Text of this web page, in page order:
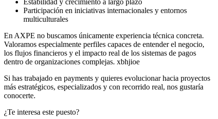
Estabilidad y crecimiento a largo plazo
Participación en iniciativas internacionales y entornos
multiculturales
En AXPE no buscamos únicamente experiencia técnica concreta.
Valoramos especialmente perfiles capaces de entender el negocio,
los flujos financieros y el impacto real de los sistemas de pagos
dentro de organizaciones complejas. xbhjioe
Si has trabajado en payments y quieres evolucionar hacia proyectos
más estratégicos, especializados y con recorrido real, nos gustaría
conocerte.
¿Te interesa este puesto?